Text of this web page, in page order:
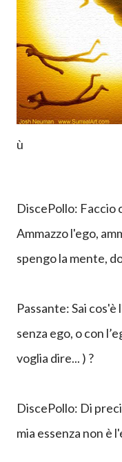
ù
DiscePollo: Faccio
Ammazzo l'ego,
spengo la mente,
Passante: Sai
senza ego, o con
voglia dire... ) ?
DiscePollo: Di
mia essenza non è